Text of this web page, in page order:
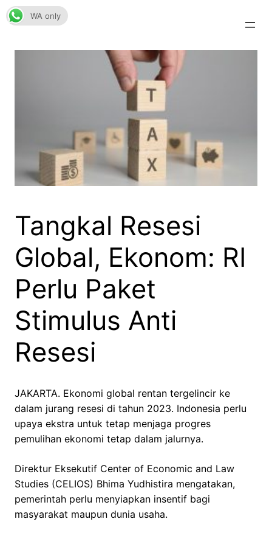
Skip
to
Tangkal Resesi
Global, Ekonom: RI
Perlu Paket
Stimulus Anti
Resesi
JAKARTA. Ekonomi global rentan tergelincir ke
dalam jurang resesi di tahun 2023. Indonesia perlu
upaya ekstra untuk tetap menjaga progres
pemulihan ekonomi tetap dalam jalurnya.
Direktur Eksekutif Center of Economic and Law
Studies (CELIOS) Bhima Yudhistira mengatakan,
pemerintah perlu menyiapkan insentif bagi
masyarakat maupun dunia usaha.
WA only